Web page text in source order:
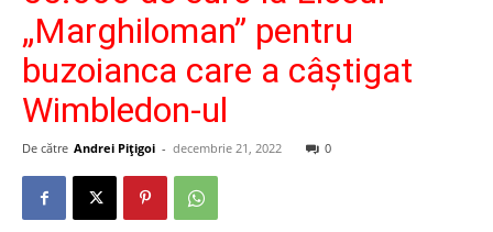
„Marghiloman” pentru
buzoianca care a câştigat
Wimbledon-ul
De către Andrei Pițigoi - decembrie 21, 2022 0